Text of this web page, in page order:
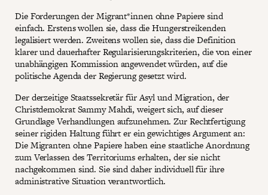
Die Forderungen der Migrant*innen ohne Papiere sind
einfach. Erstens wollen sie, dass die Hungerstreikenden
legalisiert werden. Zweitens wollen sie, dass die Definition
klarer und dauerhafter Regularisierungskriterien, die von einer
unabhängigen Kommission angewendet würden, auf die
politische Agenda der Regierung gesetzt wird.
Der derzeitige Staatssekretär für Asyl und Migration, der
Christdemokrat Sammy Mahdi, weigert sich, auf dieser
Grundlage Verhandlungen aufzunehmen. Zur Rechtfertigung
seiner rigiden Haltung führt er ein gewichtiges Argument an:
Die Migranten ohne Papiere haben eine staatliche Anordnung
zum Verlassen des Territoriums erhalten, der sie nicht
nachgekommen sind. Sie sind daher individuell für ihre
administrative Situation verantwortlich.